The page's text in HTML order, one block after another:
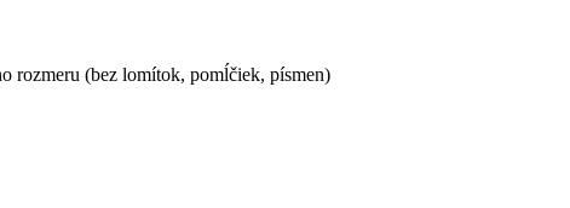
rozmeru (bez lomítok, pomĺčiek, písmen)